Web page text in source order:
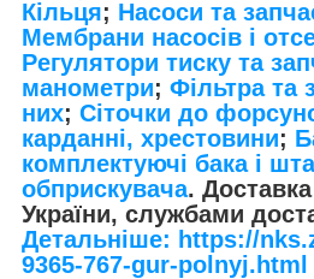
Кільця; Насоси та
Мембрани насосів і
Регулятори тиску та
манометри; Фільтра та
них; Сіточки до
карданні, хрестовини;
комплектуючі бака і
обприскувача. Доставка
України, службами
Детальніше: https://
9365-767-gur-polnyj.html